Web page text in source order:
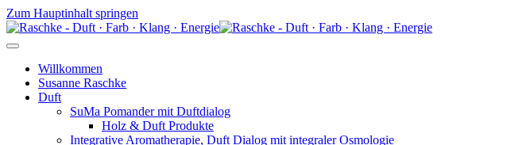
Zum Hauptinhalt springen
Willkommen
Susanne Raschke
Duft
SuMa Pomander mit Duftdialog
Holz & Duft Produkte
Integrative Aromatherapie, Duft Dialog mit integraler Osmologie